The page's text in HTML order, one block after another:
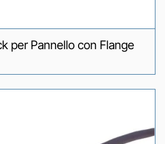
per Pannello con Flange